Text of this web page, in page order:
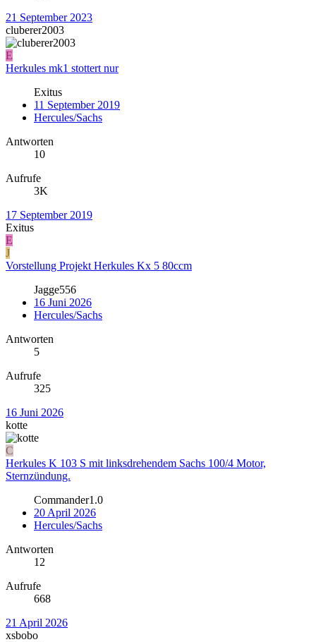
21 September 2023
cluberer2003
E
Herkules mk1 stottert nur
Exitus
11 September 2019
Hercules/Sachs
Antworten
10
Aufrufe
3K
17 September 2019
Exitus
E
J
Vorstellung Projekt Herkules Kx 5 80ccm
Jagge556
16 Juni 2026
Hercules/Sachs
Antworten
5
Aufrufe
325
16 Juni 2026
kotte
C
Herkules K 103 S mit linksdrehendem Sachs 100/4 Motor,
Sternzündung.
Commander1.0
20 April 2026
Hercules/Sachs
Antworten
12
Aufrufe
668
21 April 2026
xsbobo